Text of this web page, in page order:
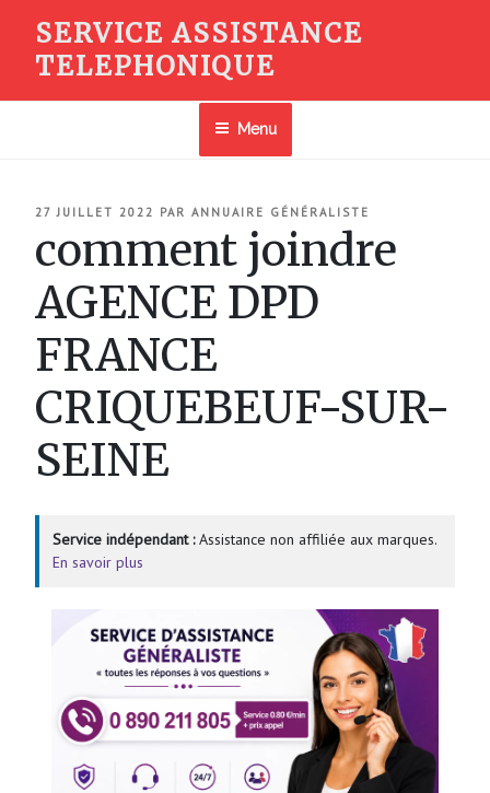
contenu
SERVICE ASSISTANCE
TELEPHONIQUE
Menu
PUBLIÉ
27 JUILLET 2022 PAR ANNUAIRE GÉNÉRALISTE
comment joindre
AGENCE DPD
FRANCE
CRIQUEBEUF-SUR-
SEINE
Service indépendant :Assistance non affiliée aux marques.
En savoir plus